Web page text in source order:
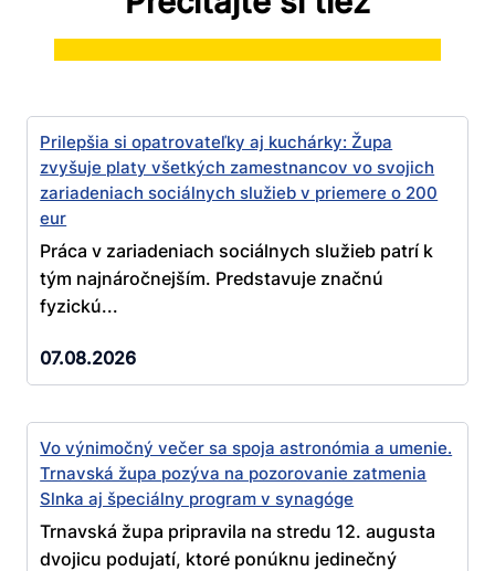
Prilepšia si opatrovateľky aj kuchárky: Župa
zvyšuje platy všetkých zamestnancov vo svojich
zariadeniach sociálnych služieb v priemere o 200
eur
Práca v zariadeniach sociálnych služieb patrí k
tým najnáročnejším. Predstavuje značnú
fyzickú...
07.08.2026
Vo výnimočný večer sa spoja astronómia a umenie.
Trnavská župa pozýva na pozorovanie zatmenia
Slnka aj špeciálny program v synagóge
Trnavská župa pripravila na stredu 12. augusta
dvojicu podujatí, ktoré ponúknu jedinečný